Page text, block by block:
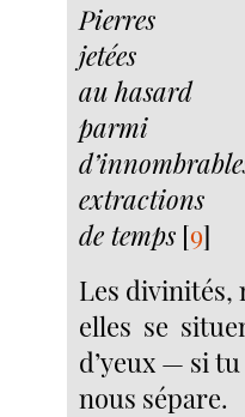
Pierres
jetées
au hasard
parmi
extractions
de temps [9]
Les divinités,
elles se
d’yeux — si
nous sépare.